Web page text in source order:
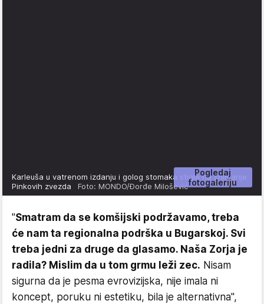
Pogledaj
fotogaleriju
Karleuša u vatrenom izdanju i golog stomaka stigla na snimanje
Pinkovih zvezda Foto: MONDO/Đorđe Milošević
"Smatram da se komšijski podržavamo, treba
će nam ta regionalna podrška u Bugarskoj. Svi
treba jedni za druge da glasamo. Naša Zorja je
radila? Mislim da u tom grmu leži zec. Nisam
sigurna da je pesma evrovizijska, nije imala ni
koncept, poruku ni estetiku, bila je alternativna",